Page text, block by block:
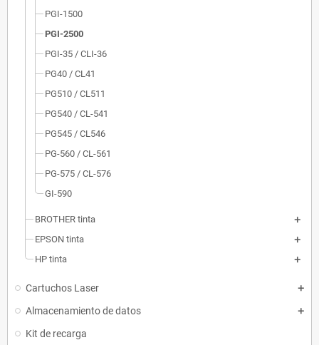
PGI-1500
PGI-2500
PGI-35 / CLI-36
PG40 / CL41
PG510 / CL511
PG540 / CL-541
PG545 / CL546
PG-560 / CL-561
PG-575 / CL-576
GI-590
BROTHER tinta
EPSON tinta
HP tinta
Cartuchos Laser
Almacenamiento de datos
Kit de recarga